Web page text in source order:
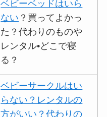
ベビーベッドはいら
ない ？買ってよかっ
た？代わりのものや
レンタル•どこで寝
る？
ベビーサークルはい
らない？レンタルの
方がいい？代わりの